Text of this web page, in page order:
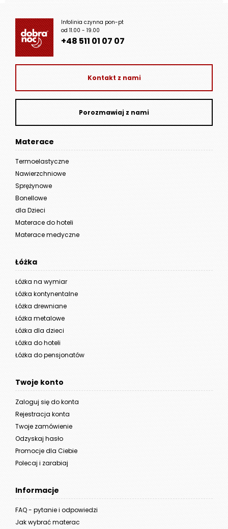
Infolinia czynna pon-pt
od 11.00 - 19.00
+48 511 01 07 07
Kontakt z nami
Porozmawiaj z nami
Materace
Termoelastyczne
Nawierzchniowe
Sprężynowe
Bonellowe
dla Dzieci
Materace do hoteli
Materace medyczne
Łóżka
Łóżka na wymiar
Łóżka kontynentalne
Łóżka drewniane
Łóżka metalowe
Łóżka dla dzieci
Łóżka do hoteli
Łóżka do pensjonatów
Twoje konto
Zaloguj się do konta
Rejestracja konta
Twoje zamówienie
Odzyskaj hasło
Promocje dla Ciebie
Polecaj i zarabiaj
Informacje
FAQ - pytanie i odpowiedzi
Jak wybrać materac